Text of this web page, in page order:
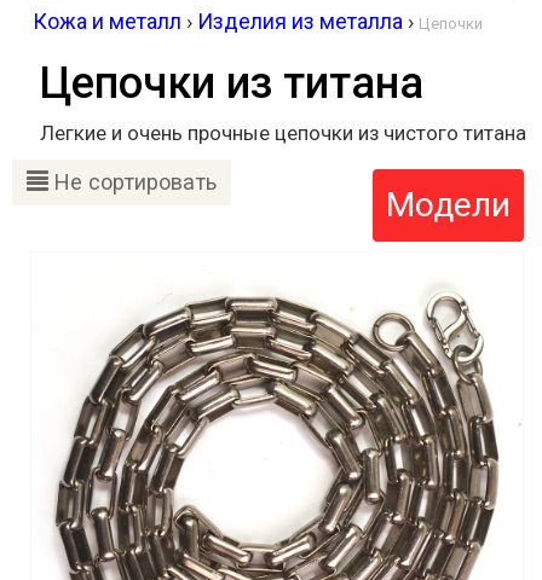
Кожа и металл › Изделия из металла › Цепочки
Цепочки из титана
Легкие и очень прочные цепочки из чистого титана
Не сортировать
Модели